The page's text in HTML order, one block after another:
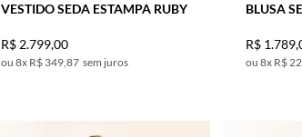
VESTIDO SEDA ESTAMPA RUBY
R$ 2.799,00
8x R$ 349,87 sem juros
BLUSA
R$ 1.789,
8x R$